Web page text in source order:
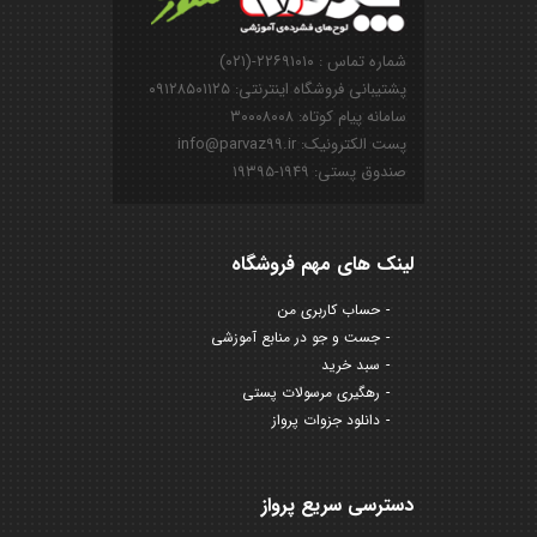
شماره تماس : ۲۲۶۹۱۰۱۰-(۰۲۱)
پشتیبانی فروشگاه اینترنتی: ۰۹۱۲۸۵۰۱۱۲۵
سامانه پیام کوتاه: ۳۰۰۰۸۰۰۸
پست الکترونیک: info@parvaz99.ir
صندوق پستی: ۱۹۴۹-۱۹۳۹۵
لینک های مهم فروشگاه
حساب کاربری من
جست و جو در منابع آموزشی
سبد خرید
رهگیری مرسولات پستی
دانلود جزوات پرواز
دسترسی سریع پرواز